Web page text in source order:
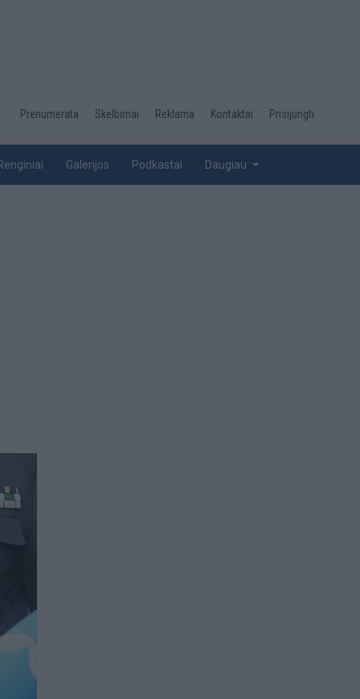
Desktop
top
Prenumerata Skelbimai Reklama Kontaktai Prisijungti
Galerijos Podkastai Daugiau